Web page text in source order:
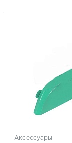
Аксессуары